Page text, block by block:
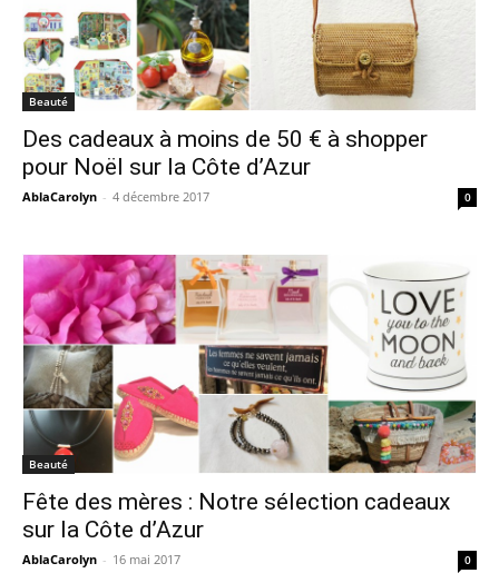
Beauté
Des cadeaux à moins de 50 € à shopper
pour Noël sur la Côte d’Azur
AblaCarolyn - 4 décembre 2017 0
Beauté
Fête des mères : Notre sélection cadeaux
sur la Côte d’Azur
AblaCarolyn - 16 mai 2017 0